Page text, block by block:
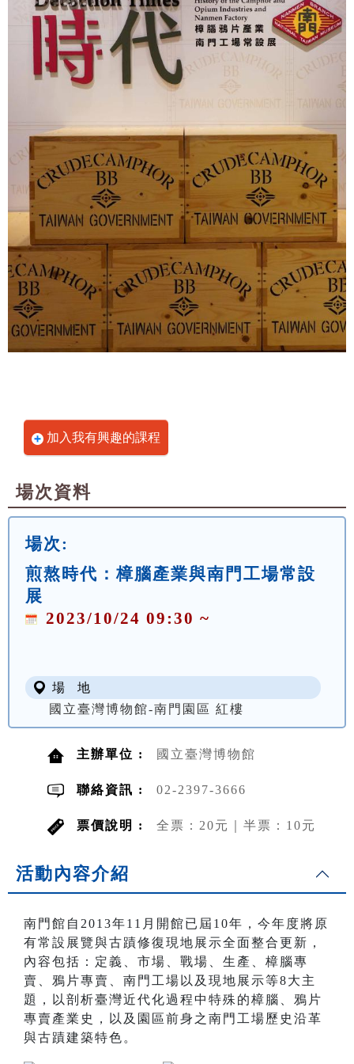
加入我有興趣的課程
場次資料
場次:
煎熬時代：樟腦產業與南門工場常設
展
2023/10/24 09:30 ~
場 地
國立臺灣博物館-南門園區 紅樓
主辦單位 : 國立臺灣博物館
聯絡資訊 : 02-2397-3666
票價說明 : 全票：20元｜半票：10元
活動內容介紹
南門館自2013年11月開館已屆10年，今年度將原
有常設展覽與古蹟修復現地展示全面整合更新，
內容包括：定義、市場、戰場、生產、樟腦專
賣、鴉片專賣、南門工場以及現地展示等8大主
題，以剖析臺灣近代化過程中特殊的樟腦、鴉片
專賣產業史，以及園區前身之南門工場歷史沿革
與古蹟建築特色。